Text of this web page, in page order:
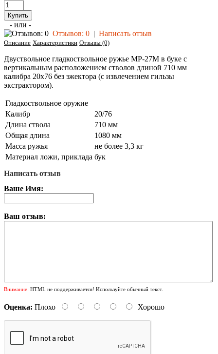
- или -
Отзывов: 0 | Написать отзыв
Описание Характеристики Отзывы (0)
Двуствольное гладкоствольное ружье MP-27M в буке с
вертикальным расположением стволов длиной 710 мм
калибра 20х76 без эжектора (с извлечением гильзы
экстрактором).
Гладкоствольное оружие
Калибр
20/76
Длина ствола
710 мм
Общая длина
1080 мм
Масса ружья
не более 3,3 кг
Материал ложи, приклада бук
Написать отзыв
Ваше Имя:
Ваш отзыв:
Внимание: HTML не поддерживается! Используйте обычный текст.
Оценка: Плохо Хорошо